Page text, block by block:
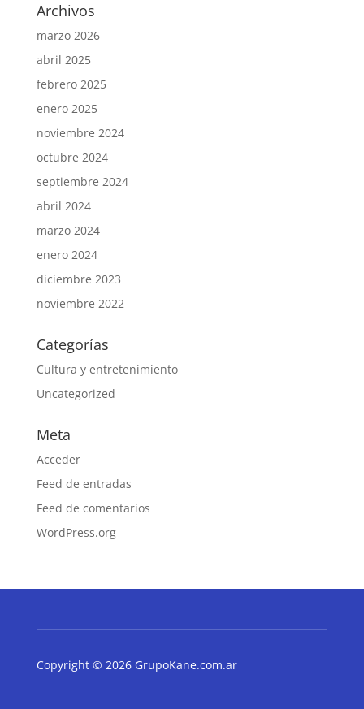
Archivos
marzo 2026
abril 2025
febrero 2025
enero 2025
noviembre 2024
octubre 2024
septiembre 2024
abril 2024
marzo 2024
enero 2024
diciembre 2023
noviembre 2022
Categorías
Cultura y entretenimiento
Uncategorized
Meta
Acceder
Feed de entradas
Feed de comentarios
WordPress.org
Copyright © 2026 GrupoKane.com.ar